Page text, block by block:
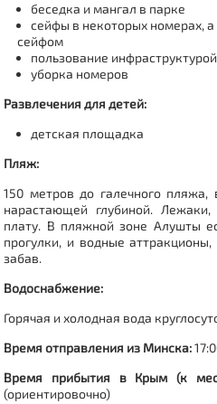
беседка и мангал в парке
сейфы в некоторых номерах,
сейфом
пользование
уборка номеров
Развлечения для детей:
детская площадка
Пляж:
150 метров до галечного пляжа,
нарастающей глубиной. Лежаки,
плату. В пляжной зоне Алушты
прогулки, и водные
забав.
Водоснабжение:
Горячая и холодная вода
Время отправления из Минска:
Время прибытия в Крым (к
(ориентировочно)